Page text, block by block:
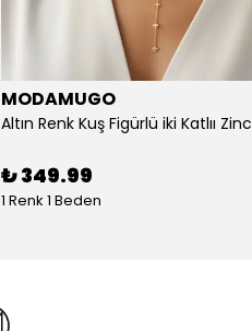
MODAMUGO
₺ 349.99
1 Renk 1 Beden